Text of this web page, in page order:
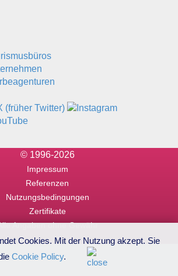
© 1996-2026
Impressum
Referenzen
Nutzungsbedingungen
Zertifikate
Angaben ohne Gewähr
Cookies. Mit der Nutzung akzept. Sie
Cookie Policy.